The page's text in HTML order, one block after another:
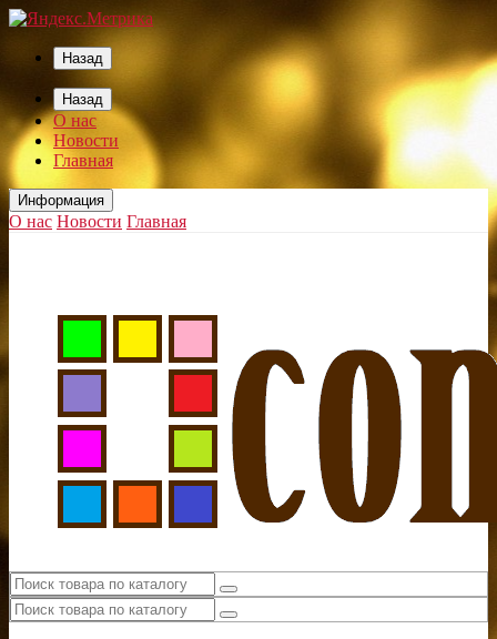
Назад
Назад
О нас
Новости
Главная
Информация
О нас Новости Главная